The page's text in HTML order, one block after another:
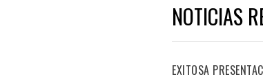
NOTICIAS
EXITOSA